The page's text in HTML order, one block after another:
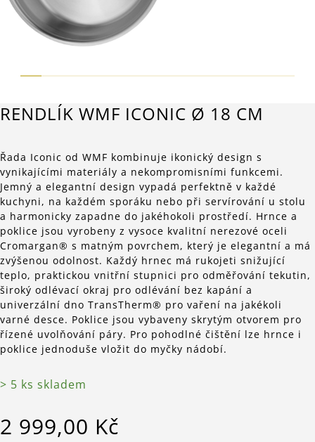
RENDLÍK WMF ICONIC Ø 18 CM
Řada Iconic od WMF kombinuje ikonický design s
vynikajícími materiály a nekompromisními funkcemi.
Jemný a elegantní design vypadá perfektně v každé
kuchyni, na každém sporáku nebo při servírování u stolu
a harmonicky zapadne do jakéhokoli prostředí. Hrnce a
poklice jsou vyrobeny z vysoce kvalitní nerezové oceli
Cromargan® s matným povrchem, který je elegantní a má
zvýšenou odolnost. Každý hrnec má rukojeti snižující
teplo, praktickou vnitřní stupnici pro odměřování tekutin,
široký odlévací okraj pro odlévání bez kapání a
univerzální dno TransTherm® pro vaření na jakékoli
varné desce. Poklice jsou vybaveny skrytým otvorem pro
řízené uvolňování páry. Pro pohodlné čištění lze hrnce i
poklice jednoduše vložit do myčky nádobí.
> 5 ks skladem
2 999,00 Kč